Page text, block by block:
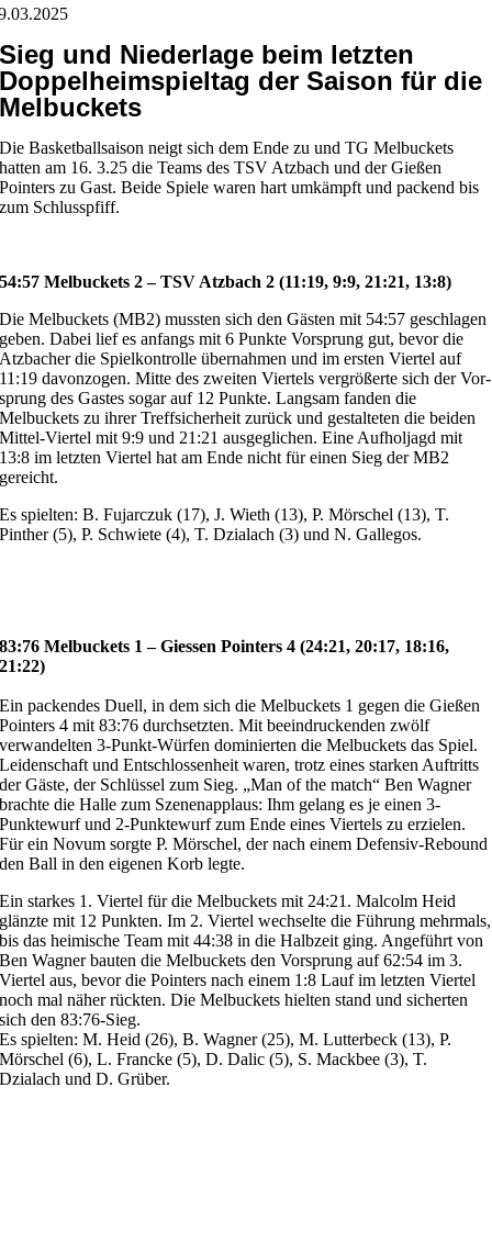
Sieg und Niederlage beim letzten
Doppelheimspieltag der Saison für die
Melbuckets
Die Basketballsaison neigt sich dem Ende zu und TG Melbuckets
hatten am 16. 3.25 die Teams des TSV Atzbach und der Gießen
Pointers zu Gast. Beide Spiele waren hart umkämpft und packend bis
zum Schlusspfiff.
54:57 Melbuckets 2 – TSV Atzbach 2 (11:19, 9:9, 21:21, 13:8)
Die Melbuckets (MB2) mussten sich den Gästen mit 54:57 geschlagen
geben. Dabei lief es anfangs mit 6 Punkte Vorsprung gut, bevor die
Atzbacher die Spielkontrolle übernahmen und im ersten Viertel auf
11:19 davonzogen. Mitte des zweiten Viertels vergrößerte sich der Vor­
sprung des Gastes sogar auf 12 Punkte. Langsam fanden die
Melbuckets zu ihrer Treffsicherheit zurück und gestalteten die beiden
Mittel-Viertel mit 9:9 und 21:21 ausgeglichen. Eine Aufholjagd mit
13:8 im letzten Viertel hat am Ende nicht für einen Sieg der MB2
gereicht.
Es spielten: B. Fujarczuk (17), J. Wieth (13), P. Mörschel (13), T.
Pinther (5), P. Schwiete (4), T. Dzialach (3) und N. Gallegos.
83:76 Melbuckets 1 – Giessen Pointers 4 (24:21, 20:17, 18:16,
21:22)
Ein packendes Duell, in dem sich die Melbuckets 1 gegen die Gießen
Pointers 4 mit 83:76 durchsetzten. Mit beeindruckenden zwölf
verwandelten 3-Punkt-Würfen dominierten die Melbuckets das Spiel.
Leidenschaft und Entschlossenheit waren, trotz eines starken Auftritts
der Gäste, der Schlüssel zum Sieg. „Man of the match“ Ben Wagner
brachte die Halle zum Szenenapplaus: Ihm gelang es je einen 3-
Punktewurf und 2-Punktewurf zum Ende eines Viertels zu erzielen.
Für ein Novum sorgte P. Mörschel, der nach einem Defensiv-Rebound
den Ball in den eigenen Korb legte.
Ein starkes 1. Viertel für die Melbuckets mit 24:21. Malcolm Heid
glänzte mit 12 Punkten. Im 2. Viertel wechselte die Führung mehrmals,
bis das heimische Team mit 44:38 in die Halbzeit ging. Angeführt von
Ben Wagner bauten die Melbuckets den Vorsprung auf 62:54 im 3.
Viertel aus, bevor die Pointers nach einem 1:8 Lauf im letzten Viertel
noch mal näher rückten. Die Melbuckets hielten stand und sicherten
sich den 83:76-Sieg.
Es spielten: M. Heid (26), B. Wagner (25), M. Lutterbeck (13), P.
Mörschel (6), L. Francke (5), D. Dalic (5), S. Mackbee (3), T.
Dzialach und D. Grüber.